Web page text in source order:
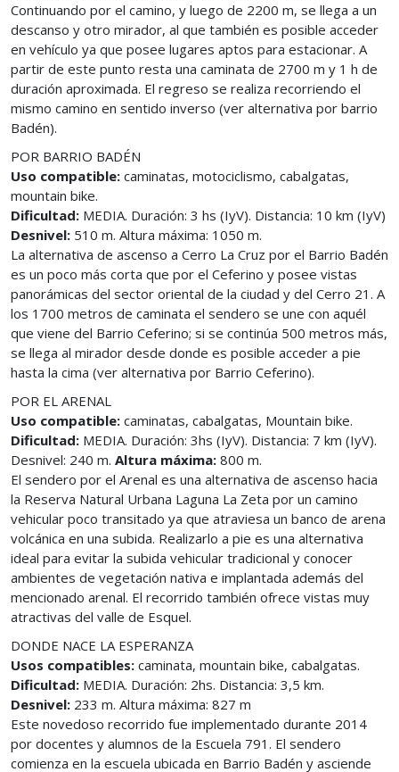
Continuando por el camino, y luego de 2200 m, se llega a un
descanso y otro mirador, al que también es posible acceder
en vehículo ya que posee lugares aptos para estacionar. A
partir de este punto resta una caminata de 2700 m y 1 h de
duración aproximada. El regreso se realiza recorriendo el
mismo camino en sentido inverso (ver alternativa por barrio
Badén).
POR BARRIO BADÉN
Uso compatible: caminatas, motociclismo, cabalgatas,
mountain bike.
Dificultad: MEDIA. Duración: 3 hs (IyV). Distancia: 10 km (IyV)
Desnivel: 510 m. Altura máxima: 1050 m.
La alternativa de ascenso a Cerro La Cruz por el Barrio Badén
es un poco más corta que por el Ceferino y posee vistas
panorámicas del sector oriental de la ciudad y del Cerro 21. A
los 1700 metros de caminata el sendero se une con aquél
que viene del Barrio Ceferino; si se continúa 500 metros más,
se llega al mirador desde donde es posible acceder a pie
hasta la cima (ver alternativa por Barrio Ceferino).
POR EL ARENAL
Uso compatible: caminatas, cabalgatas, Mountain bike.
Dificultad: MEDIA. Duración: 3hs (IyV). Distancia: 7 km (IyV).
Desnivel: 240 m. Altura máxima: 800 m.
El sendero por el Arenal es una alternativa de ascenso hacia
la Reserva Natural Urbana Laguna La Zeta por un camino
vehicular poco transitado ya que atraviesa un banco de arena
volcánica en una subida. Realizarlo a pie es una alternativa
ideal para evitar la subida vehicular tradicional y conocer
ambientes de vegetación nativa e implantada además del
mencionado arenal. El recorrido también ofrece vistas muy
atractivas del valle de Esquel.
DONDE NACE LA ESPERANZA
Usos compatibles: caminata, mountain bike, cabalgatas.
Dificultad: MEDIA. Duración: 2hs. Distancia: 3,5 km.
Desnivel: 233 m. Altura máxima: 827 m
Este novedoso recorrido fue implementado durante 2014
por docentes y alumnos de la Escuela 791. El sendero
comienza en la escuela ubicada en Barrio Badén y asciende